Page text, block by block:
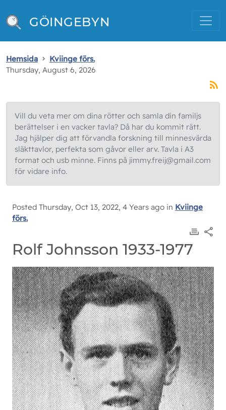
GÖINGEBYN
Hemsida
Kviinge förs.
Thursday, August 6, 2026
Vill du veta mer om dina rötter och samla din familjs
berättelser i en vacker tavla? Då har du kommit rätt.
Jag hjälper dig att förvandla forskning till minnesvärda
släkttavlor, perfekta som gåvor eller arv. Tavla i A3
format och usb minne. Finns på jimmy.freij@gmail.com
för vidare info.
Posted Thursday, Oct 13, 2022, 4 Years ago in Kviinge
förs.
Rolf Johnsson 1933-1977